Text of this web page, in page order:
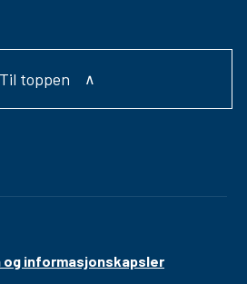
Til toppen
og informasjonskapsler